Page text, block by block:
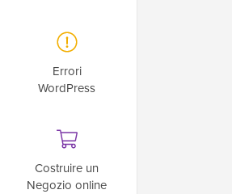
Errori
WordPress
Costruire un
Negozio online